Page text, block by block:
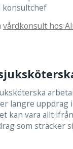
konsultchef
vårdkonsult hos
längre uppdrag
kan vara allt
som sträcker